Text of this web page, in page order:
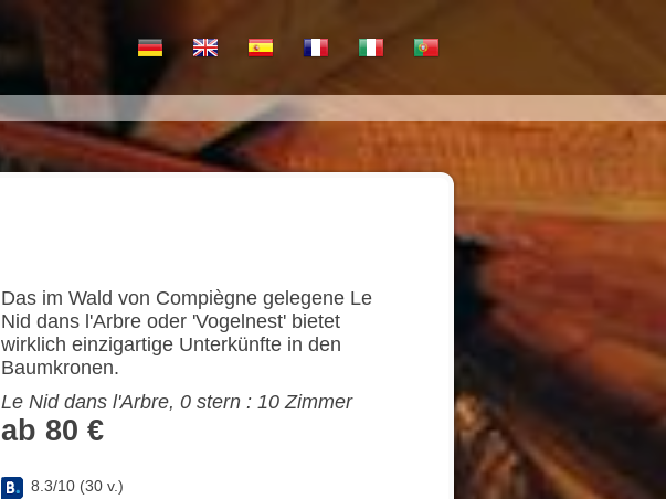
Das im Wald von Compiègne gelegene Le
Nid dans l'Arbre oder 'Vogelnest' bietet
wirklich einzigartige Unterkünfte in den
Baumkronen.
Le Nid dans l'Arbre, 0 stern : 10 Zimmer
ab 80 €
8.3/10 (30 v.)